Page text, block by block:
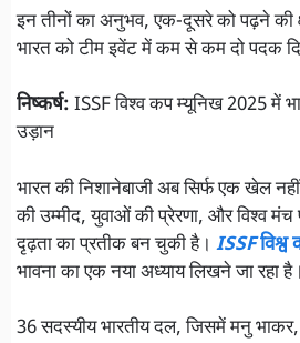
इन तीनों का अनुभव, एक-दूसरे को पढ़ने की
भारत को टीम इवेंट में कम से कम दो पदक
निष्कर्ष: ISSF विश्व कप म्यूनिख 2025 में
उड़ान
भारत की निशानेबाजी अब सिर्फ एक खेल
की उम्मीद, युवाओं की प्रेरणा, और विश्व
दृढ़ता का प्रतीक बन चुकी है। ISSFविश्व
भावना का एक नया अध्याय लिखने जा रहा है।
36 सदस्यीय भारतीय दल, जिसमें मनु